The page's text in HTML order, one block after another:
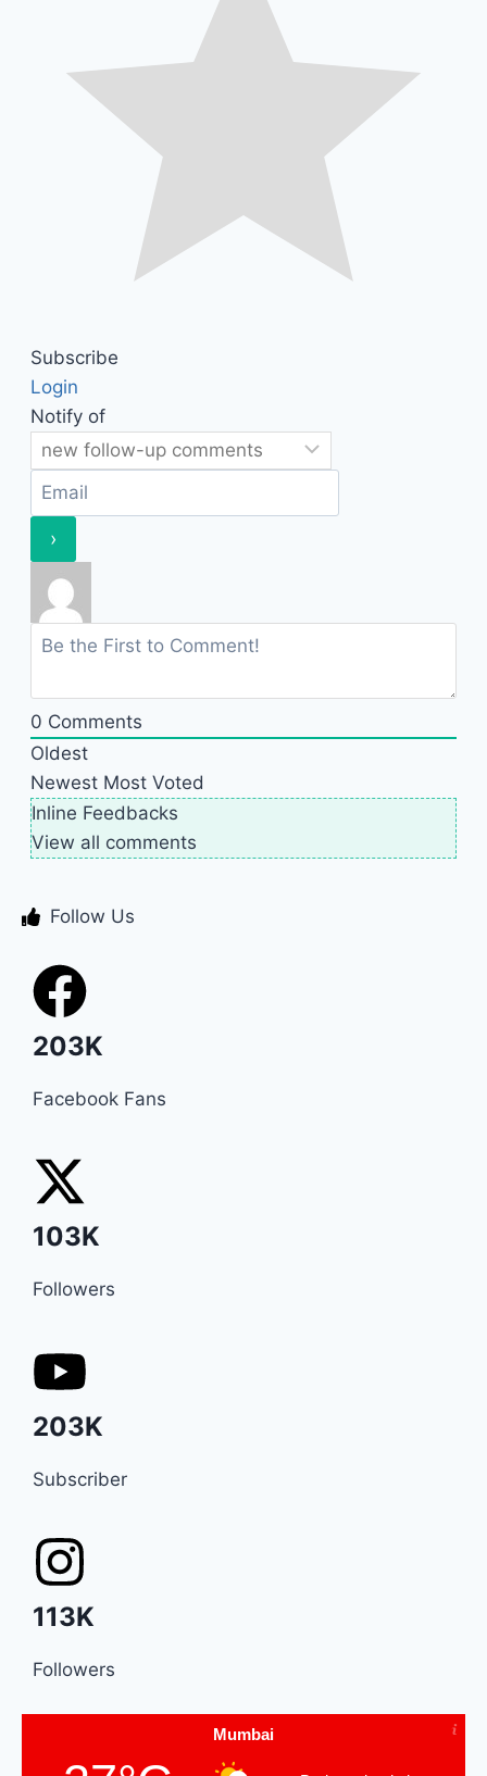
Subscribe
Login
Notify of
0 Comments
Oldest
Newest Most Voted
Inline Feedbacks
View all comments
Follow Us
203K
Facebook Fans
103K
Followers
203K
Subscriber
113K
Followers
Mumbai